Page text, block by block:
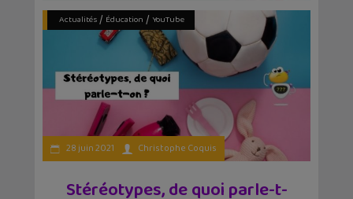
Actualités/ Éducation / YouTube
28 juin 2021 Christophe Coquis
Stéréotypes, de quoi parle-t-